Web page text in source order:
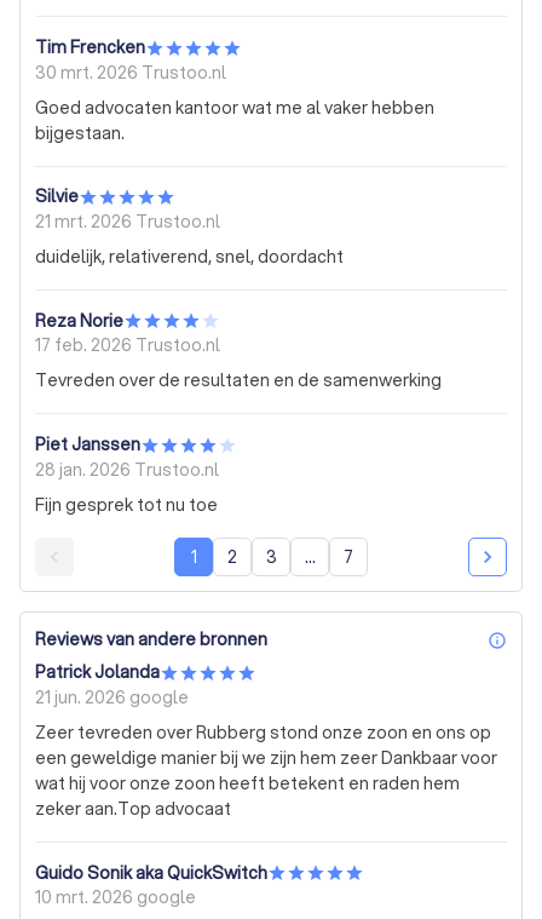
Tim Frencken
30 mrt. 2026 Trustoo.nl
Goed advocaten kantoor wat me al vaker hebben
bijgestaan.
Silvie
21 mrt. 2026 Trustoo.nl
duidelijk, relativerend, snel, doordacht
Reza Norie
17 feb. 2026 Trustoo.nl
Tevreden over de resultaten en de samenwerking
Piet Janssen
28 jan. 2026 Trustoo.nl
Fijn gesprek tot nu toe
1 2 3 ... 7
Reviews van andere bronnen
Patrick Jolanda
21 jun. 2026 google
Zeer tevreden over Rubberg stond onze zoon en ons op
een geweldige manier bij we zijn hem zeer Dankbaar voor
wat hij voor onze zoon heeft betekent en raden hem
zeker aan.Top advocaat
Guido Sonik aka QuickSwitch
10 mrt. 2026 google